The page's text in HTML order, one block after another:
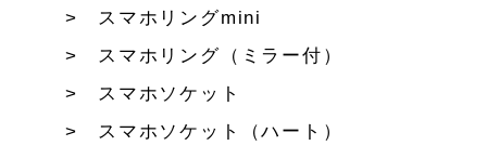
スマホリングmini
スマホリング（ミラー付）
スマホソケット
スマホソケット（ハート）